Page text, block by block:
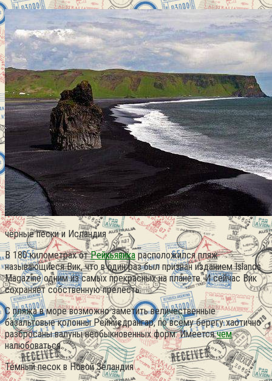
чёрные пески и Исландия
В 180 километрах отРейкьявикарасположился пляж
называющиеся Вик, что в один раз был признан изданием Islands
Magazine одним из самых прекрасных на планете. И сейчас Вик
сохраняет собственную прелесть.
С пляжа в море возможно заметить величественные
базальтовые колонны Рейнисдрангар, по всему берегу хаотично
разбросаны валуны необыкновенных форм. Имеетсячем
налюбоваться.
Тёмный песок в Новой Зеландия